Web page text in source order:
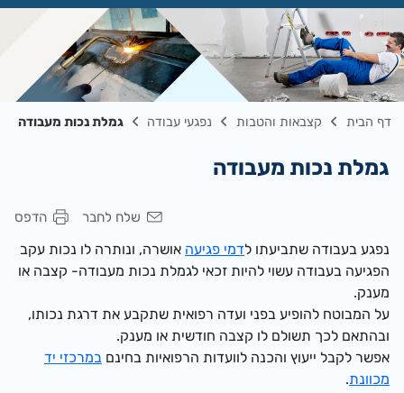
דף הבית קצבאות והטבות נפגעי עבודה גמלת נכות מעבודה
גמלת נכות מעבודה
הדפס שלח לחבר
נפגע בעבודה שתביעתו לדמי פגיעהאושרה, ונותרה לו נכות עקב
הפגיעה בעבודה עשוי להיות זכאי לגמלת נכות מעבודה- קצבה או
מענק.
על המבוטח להופיע בפני ועדה רפואית שתקבע את דרגת נכותו,
ובהתאם לכך תשולם לו קצבה חודשית או מענק.
אפשר לקבל ייעוץ והכנה לוועדות הרפואיות בחינםבמרכזי יד
מכוונת.